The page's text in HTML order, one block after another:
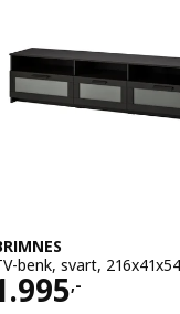
benk, svart,
,-
1995,-